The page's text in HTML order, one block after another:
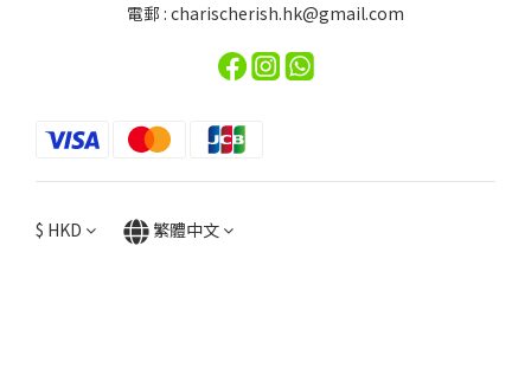
電郵 : charischerish.hk@gmail.com
$ HKD 繁體中文